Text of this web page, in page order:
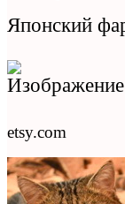
Японский
etsy.com